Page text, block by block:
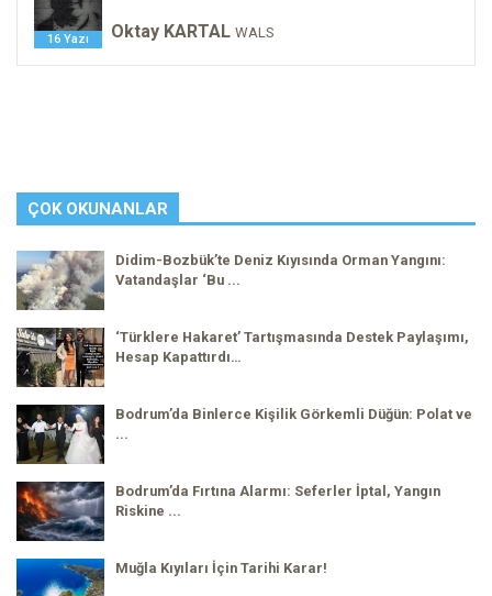
16 Yazı Oktay KARTAL WALS
ÇOK OKUNANLAR
Didim-Bozbük’te Deniz Kıyısında Orman Yangını:
Vatandaşlar ‘Bu ...
‘Türklere Hakaret’ Tartışmasında Destek Paylaşımı,
Hesap Kapattırdı…
Bodrum’da Binlerce Kişilik Görkemli Düğün: Polat ve
...
Bodrum’da Fırtına Alarmı: Seferler İptal, Yangın
Riskine ...
Muğla Kıyıları İçin Tarihi Karar!